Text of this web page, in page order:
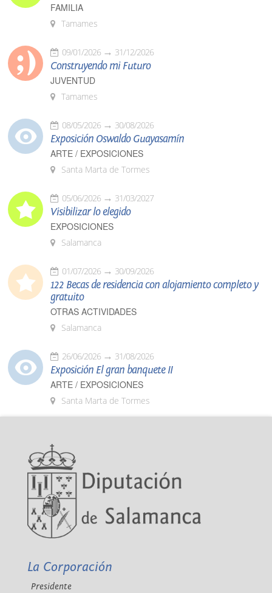
FAMILIA
Tamames
09/01/2026 31/12/2026
Construyendo mi Futuro
JUVENTUD
Tamames
08/05/2026 30/08/2026
Exposición Oswaldo Guayasamín
ARTE / EXPOSICIONES
Santa Marta de Tormes
05/06/2026 31/03/2027
Visibilizar lo elegido
EXPOSICIONES
Salamanca
01/07/2026 30/09/2026
122 Becas de residencia con alojamiento completo y
gratuito
OTRAS ACTIVIDADES
Salamanca
26/06/2026 31/08/2026
Exposición El gran banquete II
ARTE / EXPOSICIONES
Santa Marta de Tormes
La Corporación
Presidente